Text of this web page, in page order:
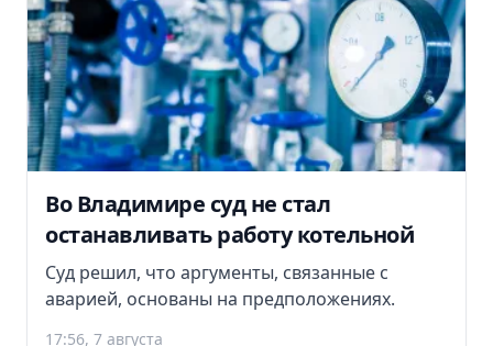
Во Владимире суд не стал
останавливать работу котельной
Суд решил, что аргументы, связанные с
аварией, основаны на предположениях.
17:56, 7 августа